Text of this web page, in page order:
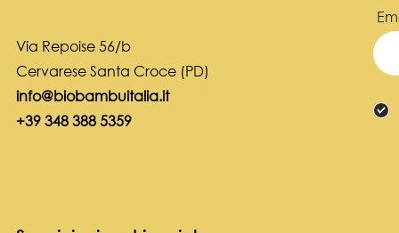
Via Repoise 56/b
Cervarese Santa Croce (PD)
info@biobambuitalia.it
+39 348 388 5359